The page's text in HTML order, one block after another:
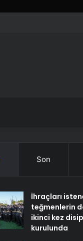
Son
İhraçları
teğmenlerin
ikinci kez
kurulunda